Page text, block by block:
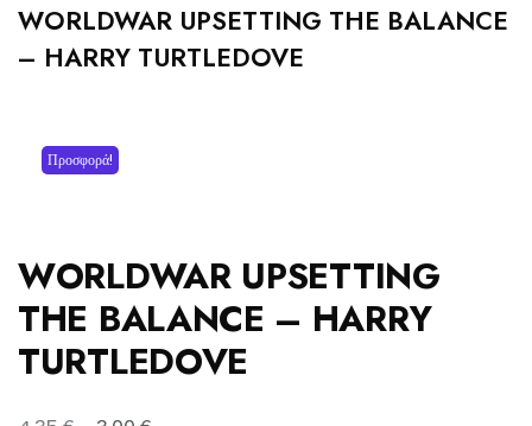
WORLDWAR UPSETTING THE BALANCE
– HARRY TURTLEDOVE
Προσφορά!
WORLDWAR UPSETTING
THE BALANCE – HARRY
TURTLEDOVE